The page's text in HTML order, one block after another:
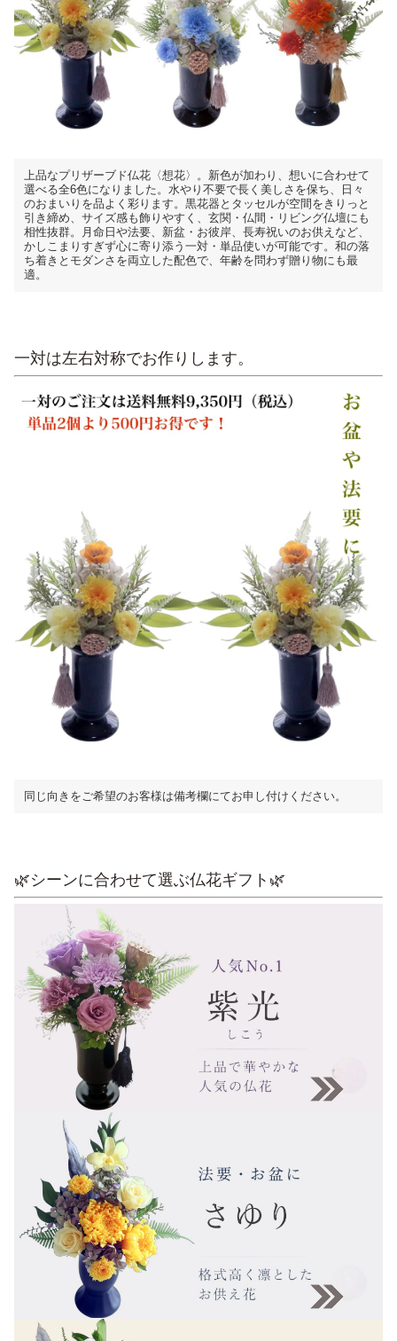
上品なプリザーブド仏花〈想花〉。新色が加わり、想いに合わせて
選べる全6色になりました。水やり不要で長く美しさを保ち、日々
のおまいりを品よく彩ります。黒花器とタッセルが空間をきりっと
引き締め、サイズ感も飾りやすく、玄関・仏間・リビング仏壇にも
相性抜群。月命日や法要、新盆・お彼岸、長寿祝いのお供えなど、
かしこまりすぎず心に寄り添う一対・単品使いが可能です。和の落
ち着きとモダンさを両立した配色で、年齢を問わず贈り物にも最
適。
一対は左右対称でお作りします。
同じ向きをご希望のお客様は備考欄にてお申し付けください。
🌿シーンに合わせて選ぶ仏花ギフト🌿